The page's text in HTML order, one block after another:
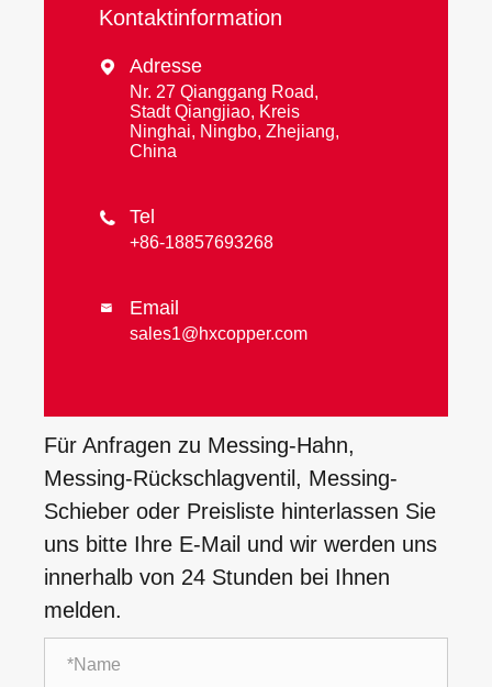
Kontaktinformation
 Adresse
Nr. 27 Qianggang Road,
Stadt Qiangjiao, Kreis
Ninghai, Ningbo, Zhejiang,
China
 Tel
+86-18857693268
 Email
sales1@hxcopper.com
Für Anfragen zu Messing-Hahn,
Messing-Rückschlagventil, Messing-
Schieber oder Preisliste hinterlassen Sie
uns bitte Ihre E-Mail und wir werden uns
innerhalb von 24 Stunden bei Ihnen
melden.